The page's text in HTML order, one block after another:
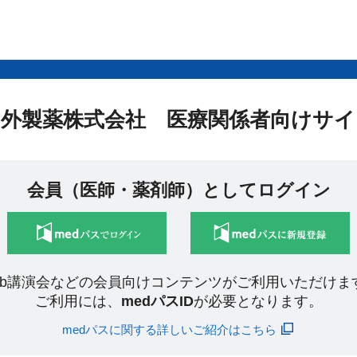
製薬株式会社 医療関係者向けサ
会員（医師・薬剤師）としてログイン
講演会などの会員向けコンテンツがご利用いただけま
ご利用には、 medパスIDが必要となります。
medパスに関する詳しいご紹介はこちら